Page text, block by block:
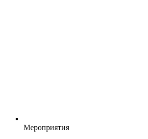
Мероприятия